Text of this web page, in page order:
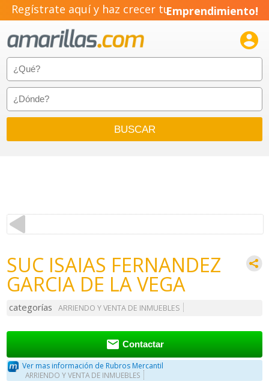
Regístrate aquí y haz crecer tuEmprendimiento!

SUC ISAIAS FERNANDEZ
GARCIA DE LA VEGA
categorías ARRIENDO Y VENTA DE INMUEBLES
 Contactar
Ver mas información de Rubros Mercantil
ARRIENDO Y VENTA DE INMUEBLES